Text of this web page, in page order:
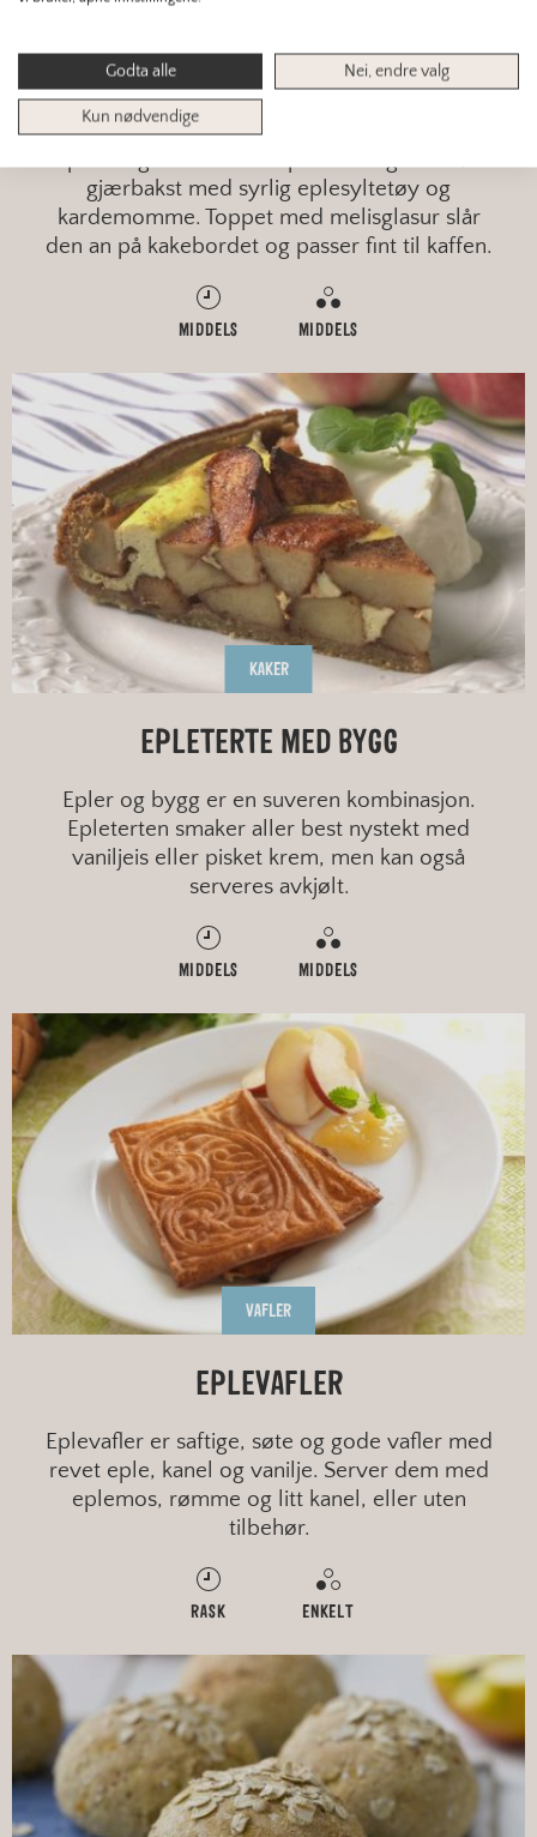
EPLESTANG
gjærbakst med syrlig eplesyltetøy og
kardemomme. Toppet med melisglasur slår
den an på kakebordet og passer fint til kaffen.
MIDDELS MIDDELS
KAKER
EPLETERTE MED BYGG
Epler og bygg er en suveren kombinasjon.
Epleterten smaker aller best nystekt med
vaniljeis eller pisket krem, men kan også
serveres avkjølt.
MIDDELS MIDDELS
VAFLER
EPLEVAFLER
Eplevafler er saftige, søte og gode vafler med
revet eple, kanel og vanilje. Server dem med
eplemos, rømme og litt kanel, eller uten
tilbehør.
RASK ENKELT
Godta alle Nei, endre valg
Kun nødvendige